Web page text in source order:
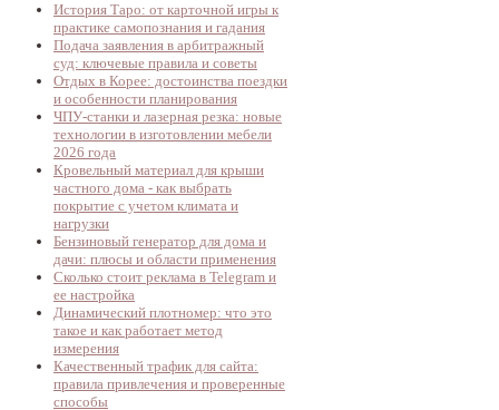
История Таро: от карточной игры к
практике самопознания и гадания
Подача заявления в арбитражный
суд: ключевые правила и советы
Отдых в Корее: достоинства поездки
и особенности планирования
ЧПУ-станки и лазерная резка: новые
технологии в изготовлении мебели
2026 года
Кровельный материал для крыши
частного дома - как выбрать
покрытие с учетом климата и
нагрузки
Бензиновый генератор для дома и
дачи: плюсы и области применения
Сколько стоит реклама в Telegram и
ее настройка
Динамический плотномер: что это
такое и как работает метод
измерения
Качественный трафик для сайта:
правила привлечения и проверенные
способы